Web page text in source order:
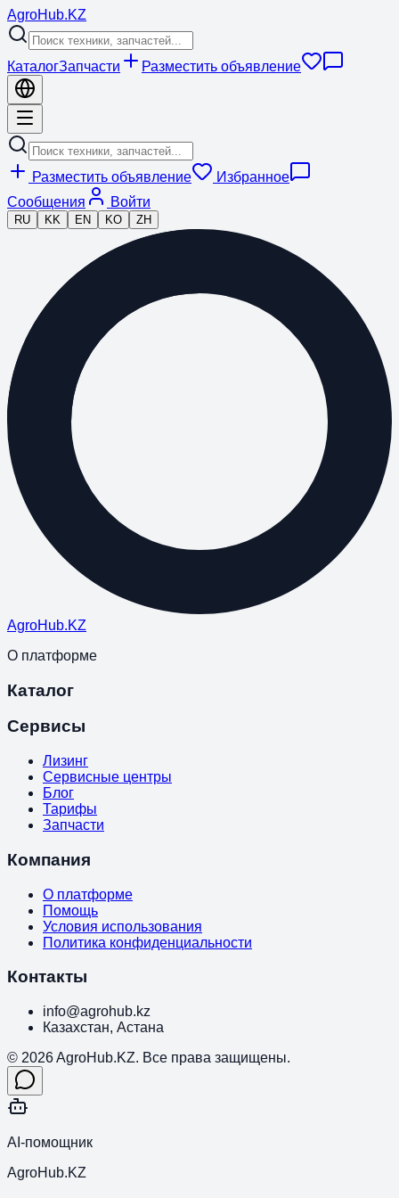
AgroHub.KZ
КаталогЗапчасти Разместить объявление
Разместить объявление
Избранное
Сообщения
Войти
RU KK EN KO ZH
AgroHub.KZ
О платформе
Каталог
Сервисы
Лизинг
Сервисные центры
Блог
Тарифы
Запчасти
Компания
О платформе
Помощь
Условия использования
Политика конфиденциальности
Контакты
info@agrohub.kz
Казахстан, Астана
© 2026 AgroHub.KZ. Все права защищены.
AI-помощник
AgroHub.KZ